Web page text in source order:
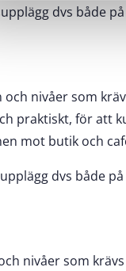
dvs både
nivåer som
praktiskt, för att
mot butik och
dvs både
nivåer som